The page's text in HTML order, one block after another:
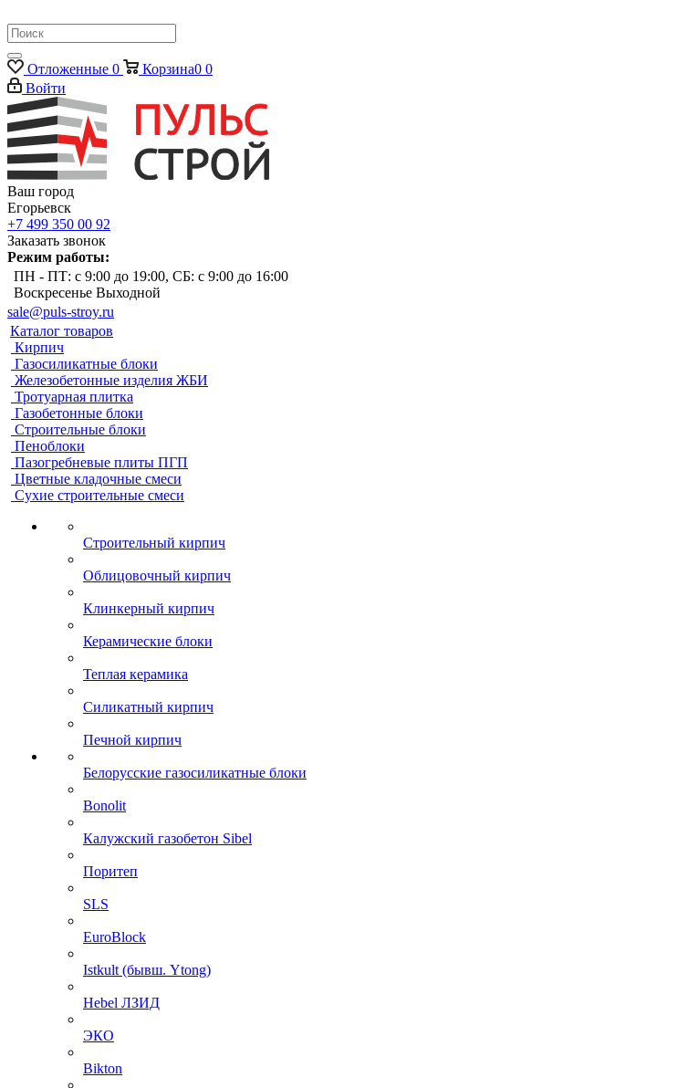
Отложенные 0 Корзина0 0
Войти
Ваш город
Егорьевск
+7 499 350 00 92
Заказать звонок
Режим работы:
ПН - ПТ: с 9:00 до 19:00, СБ: с 9:00 до 16:00
Воскресенье Выходной
sale@puls-stroy.ru
Каталог товаров
Кирпич
Газосиликатные блоки
Железобетонные изделия ЖБИ
Тротуарная плитка
Газобетонные блоки
Строительные блоки
Пеноблоки
Пазогребневые плиты ПГП
Цветные кладочные смеси
Сухие строительные смеси
Строительный кирпич
Облицовочный кирпич
Клинкерный кирпич
Керамические блоки
Теплая керамика
Силикатный кирпич
Печной кирпич
Белорусские газосиликатные блоки
Bonolit
Калужский газобетон Sibel
Поритеп
SLS
EuroBlock
Istkult (бывш. Ytong)
Hebel ЛЗИД
ЭКО
Bikton